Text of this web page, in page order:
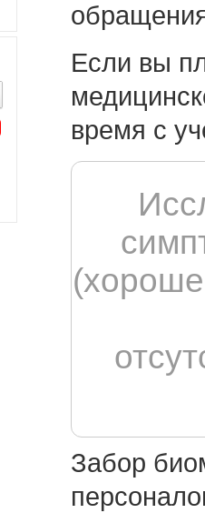
Если вы
время с
Забор